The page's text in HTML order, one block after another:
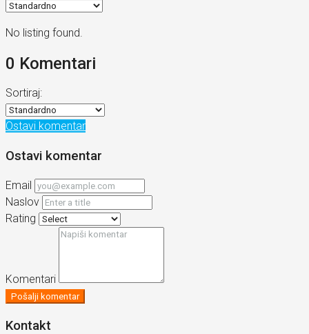
No listing found.
0 Komentari
Sortiraj:
Ostavi komentar
Ostavi komentar
Email
Naslov
Rating
Komentari
Pošalji komentar
Kontakt